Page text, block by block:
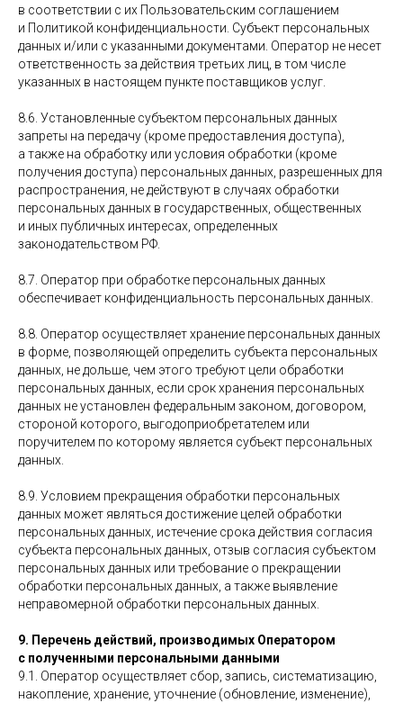
в соответствии с их Пользовательским соглашением
и Политикой конфиденциальности. Субъект персональных
данных и/или с указанными документами. Оператор не несет
ответственность за действия третьих лиц, в том числе
указанных в настоящем пункте поставщиков услуг.
8.6. Установленные субъектом персональных данных
запреты на передачу (кроме предоставления доступа),
а также на обработку или условия обработки (кроме
получения доступа) персональных данных, разрешенных для
распространения, не действуют в случаях обработки
персональных данных в государственных, общественных
и иных публичных интересах, определенных
законодательством РФ.
8.7. Оператор при обработке персональных данных
обеспечивает конфиденциальность персональных данных.
8.8. Оператор осуществляет хранение персональных данных
в форме, позволяющей определить субъекта персональных
данных, не дольше, чем этого требуют цели обработки
персональных данных, если срок хранения персональных
данных не установлен федеральным законом, договором,
стороной которого, выгодоприобретателем или
поручителем по которому является субъект персональных
данных.
8.9. Условием прекращения обработки персональных
данных может являться достижение целей обработки
персональных данных, истечение срока действия согласия
субъекта персональных данных, отзыв согласия субъектом
персональных данных или требование о прекращении
обработки персональных данных, а также выявление
неправомерной обработки персональных данных.
9. Перечень действий, производимых Оператором
с полученными персональными данными
9.1. Оператор осуществляет сбор, запись, систематизацию,
накопление, хранение, уточнение (обновление, изменение),